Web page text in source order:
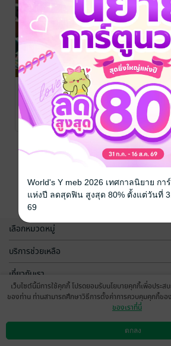
ความรู้เรื่อง
แมวๆ
(Knowledgeable
about cats.)
J. ปรัชญธร./ ปรัชญ
ธร
สัตว์เลี้ยง
No Rating
"โทก้า" ป่า
อาฆาต
(TOKA...the
forest of
vengeance)
J. ปรัชญธร./ ปรัชญ
ธร
นิยายผจญภัย/บู๊แอก
ชัน
No Rating
เลือกหมวดหมู่
บริการช่วยเหลือ
เกี่ยวกับเรา
กลุ่มธุรกิจในเครือ
ดาวน์โหลดแอป
เว็บไซต์นี้มีการใช้คุกกี้ โปรดยอมรับนโยบายคุกกี้เพื่อประ
ของท่าน ท่านสามารถศึกษาวิธีการตั้งค่าการควบคุมคุกกี้ขอ
ของเราที่นี่
ตกลง
World's Y meb 2026 เทศกาลนิยาย ก
แห่งปี ลดสุดฟิน สูงสุด 80% ตั้งแต่วันที่
69